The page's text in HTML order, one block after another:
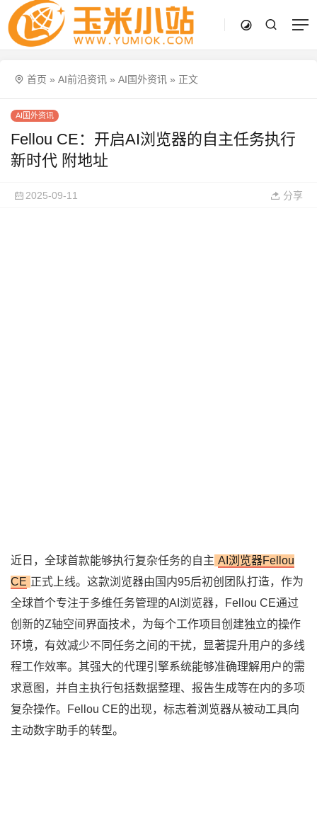
首页 » AI前沿资讯 » AI国外资讯 » 正文
AI国外资讯
Fellou CE：开启AI浏览器的自主任务执行
新时代 附地址
2025-09-11 分享
近日，全球首款能够执行复杂任务的自主 AI浏览器Fellou
CE 正式上线。这款浏览器由国内95后初创团队打造，作为
全球首个专注于多维任务管理的AI浏览器，Fellou CE通过
创新的Z轴空间界面技术，为每个工作项目创建独立的操作
环境，有效减少不同任务之间的干扰，显著提升用户的多线
程工作效率。其强大的代理引擎系统能够准确理解用户的需
求意图，并自主执行包括数据整理、报告生成等在内的多项
复杂操作。Fellou CE的出现，标志着浏览器从被动工具向
主动数字助手的转型。